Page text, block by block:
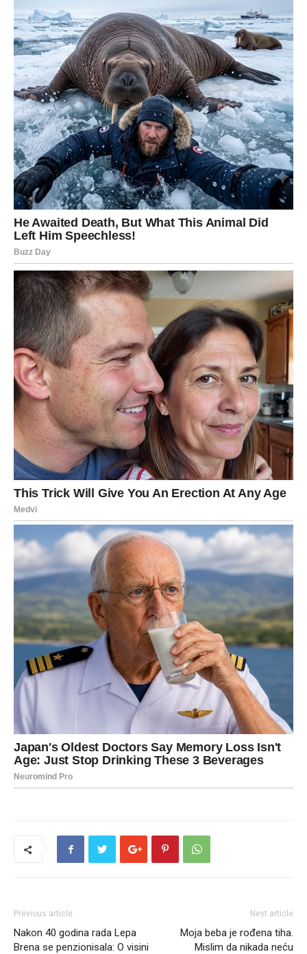
Previous article
Nakon 40 godina rada Lepa
Brena se penzionisala: O visini
Next article
Moja beba je rođena tiha.
Mislim da nikada neću